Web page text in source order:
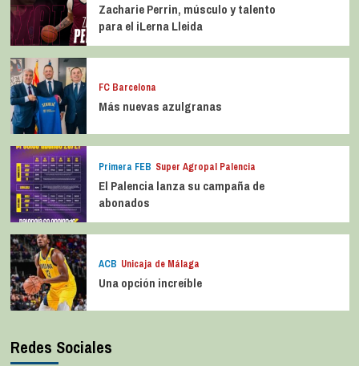
Zacharie Perrin, músculo y talento
para el iLerna Lleida
FC Barcelona
Más nuevas azulgranas
Primera FEB Super Agropal Palencia
El Palencia lanza su campaña de
abonados
ACB Unicaja de Málaga
Una opción increíble
Redes Sociales